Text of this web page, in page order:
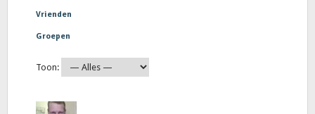
Vrienden
Groepen
Toon: